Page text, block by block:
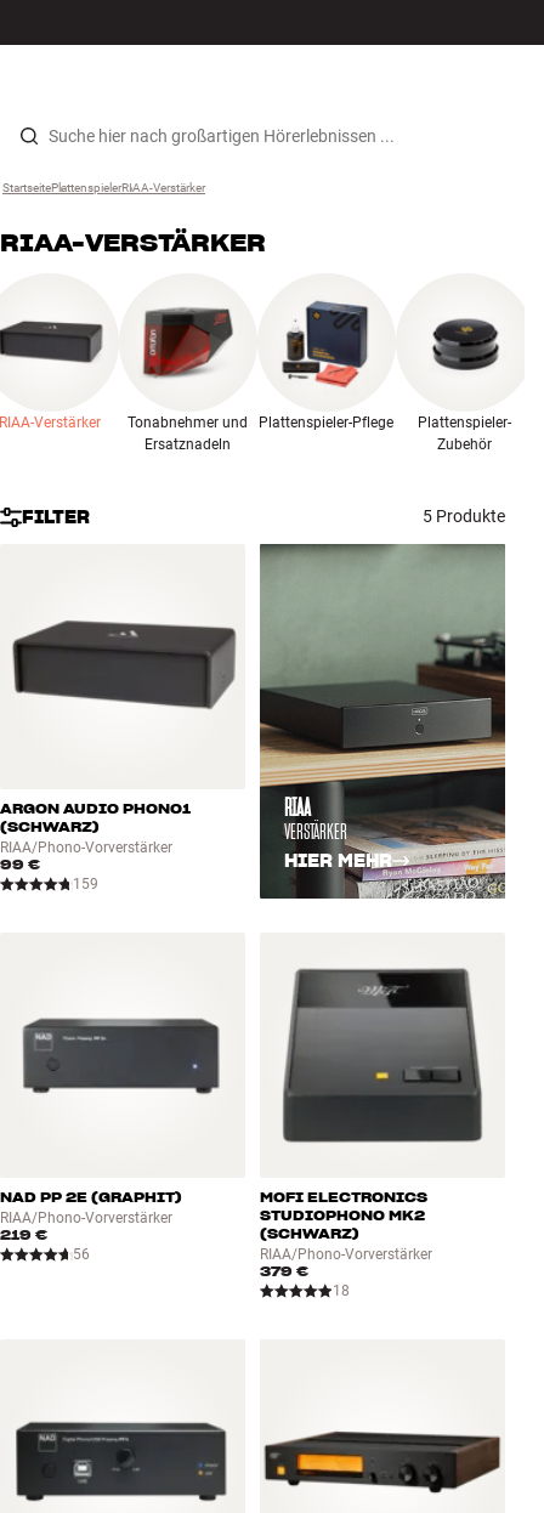
Zum Inhalt wechseln
Lautsprecher
Surround
Kabel
INSPIRATION
ANGEBOTE
Store Finden
Startseite ›
Plattenspieler ›
RIAA-Verstärker
RIAA-VERSTÄRKER
Verstärker
Tonabnehmer und
Ersatznadeln
Plattenspieler-Pflege
Plattenspieler-
Zubehör
FILTER 5 Produkte
ARGON AUDIO PHONO1
(SCHWARZ)
RIAA/Phono-Vorverstärker
99 €
159
RIAA
VERSTÄRKER
HIER MEHR
NAD PP 2E (GRAPHIT)
RIAA/Phono-Vorverstärker
219 €
56
MOFI ELECTRONICS
STUDIOPHONO MK2
(SCHWARZ)
RIAA/Phono-Vorverstärker
379 €
18